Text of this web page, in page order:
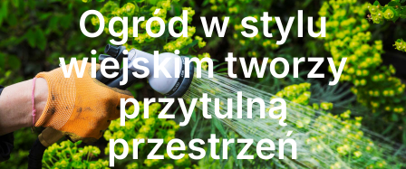
Ogród w stylu
wiejskim tworzy
przytulną
przestrzeń